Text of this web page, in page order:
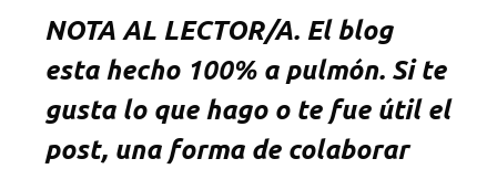
NOTA AL LECTOR/A. El blog
esta hecho 100% a pulmón. Si te
gusta lo que hago o te fue útil el
post, una forma de colaborar